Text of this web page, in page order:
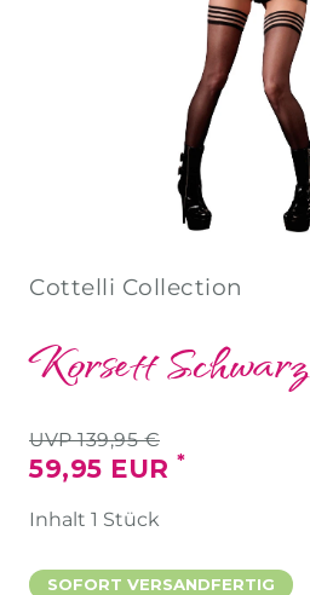
Cottelli Collection
Korsett Schwarz
UVP 139,95 €
59,95 EUR *
Inhalt 1 Stück
SOFORT VERSANDFERTIG